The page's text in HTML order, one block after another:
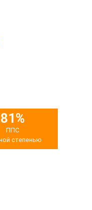
81%
ППС
степенью